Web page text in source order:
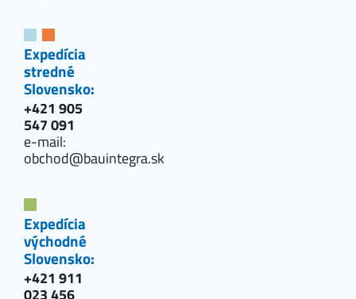
Expedícia
stredné
Slovensko:
+421 905
547 091
e-mail:
obchod@bauintegra.sk
Expedícia
východné
Slovensko:
+421 911
023 456